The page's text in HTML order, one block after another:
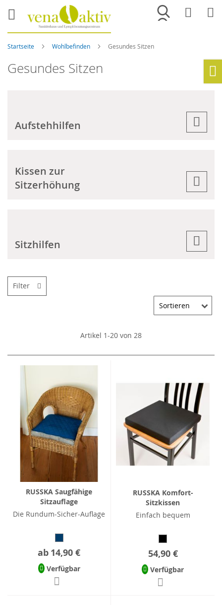
Merkliste
Startseite Wohlbefinden Gesundes Sitzen
Gesundes Sitzen
Aufstehhilfen
Kissen zur
Sitzerhöhung
Sitzhilfen
Artikel 1-20 von 28
RUSSKA Saugfähige
Sitzauflage
Die Rundum-Sicher-Auflage
ab 14,90 €
Verfügbar
RUSSKA Komfort-
Sitzkissen
Einfach bequem
54,90 €
Verfügbar
Filter